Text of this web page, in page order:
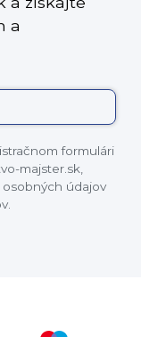
a
formulári
majster.sk,
údajov